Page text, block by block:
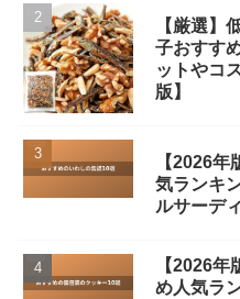
【厳選】
子おすす
ットやコ
版】
【2026
気ランキ
ルサーデ
【2026
め人気ラ